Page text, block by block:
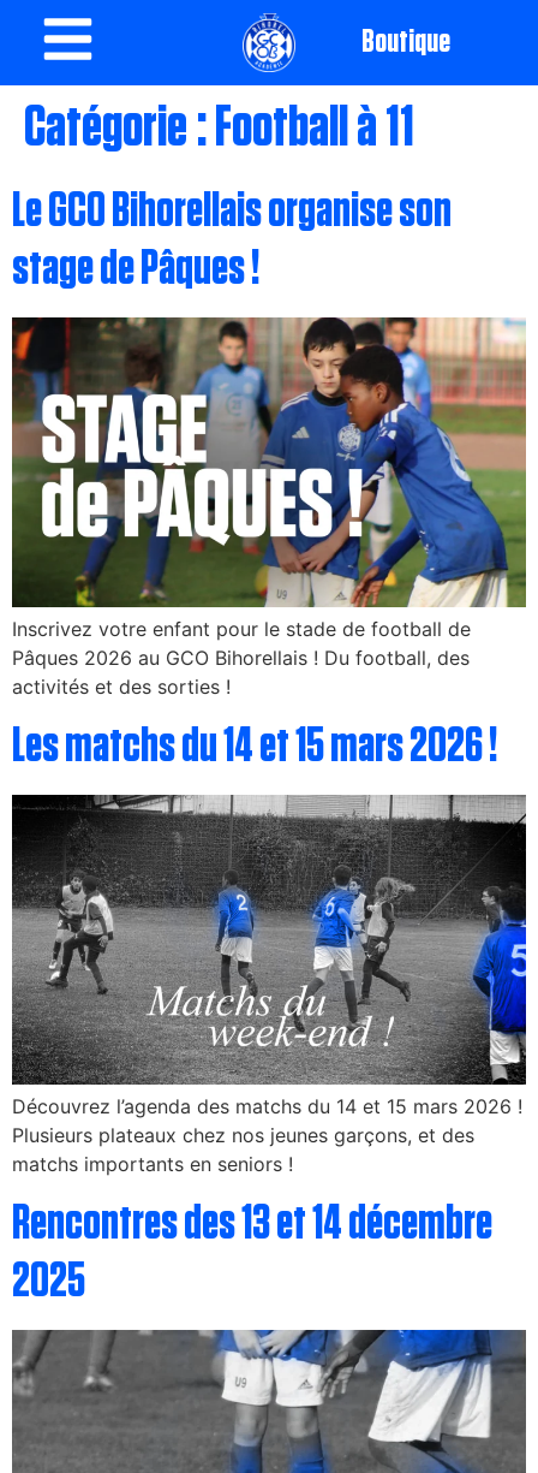
Boutique
Catégorie : Football à 11
Le GCO Bihorellais organise son
stage de Pâques !
Inscrivez votre enfant pour le stade de football de
Pâques 2026 au GCO Bihorellais ! Du football, des
activités et des sorties !
Les matchs du 14 et 15 mars 2026 !
Découvrez l’agenda des matchs du 14 et 15 mars 2026 !
Plusieurs plateaux chez nos jeunes garçons, et des
matchs importants en seniors !
Rencontres des 13 et 14 décembre
2025